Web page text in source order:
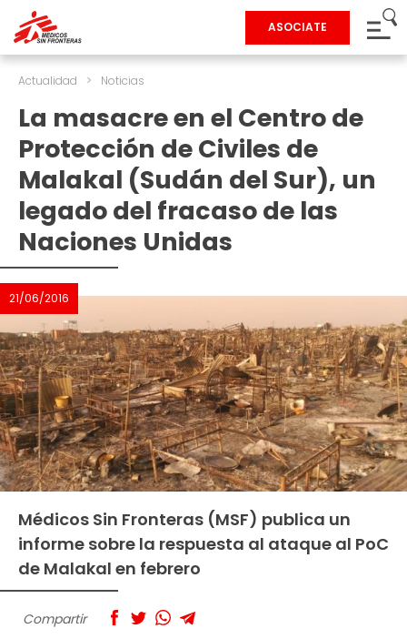
ASOCIATE
Actualidad > Noticias
La masacre en el Centro de
Protección de Civiles de
Malakal (Sudán del Sur), un
legado del fracaso de las
Naciones Unidas
21/06/2016
Médicos Sin Fronteras (MSF) publica un
informe sobre la respuesta al ataque al PoC
de Malakal en febrero
Compartir